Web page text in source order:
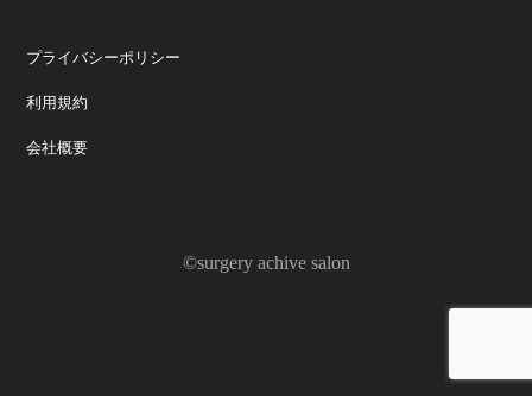
プライバシーポリシー
利用規約
会社概要
©surgery achive salon